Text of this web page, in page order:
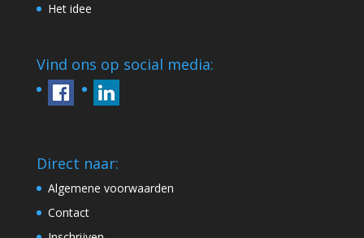
Het idee
Vind ons op social media:
Direct naar:
Algemene voorwaarden
Contact